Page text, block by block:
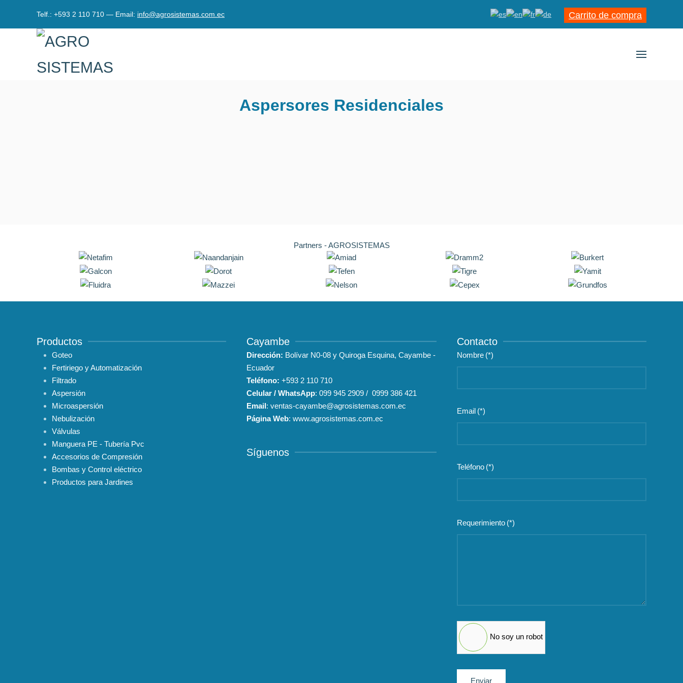
Telf.: +593 2 110 710 — Email: info@agrosistemas.com.ec Carrito de compra
Aspersores Residenciales
Partners - AGROSISTEMAS
Productos
Goteo
Fertiriego y Automatización
Filtrado
Aspersión
Microaspersión
Nebulización
Válvulas
Manguera PE - Tubería Pvc
Accesorios de Compresión
Bombas y Control eléctrico
Productos para Jardines
Cayambe
Dirección: Bolívar N0-08 y Quiroga Esquina, Cayambe -
Ecuador
Teléfono: +593 2 110 710
Celular / WhatsApp:099 945 2909 /0999 386 421
Email:ventas-cayambe@agrosistemas.com.ec
Página Web:www.agrosistemas.com.ec
Síguenos
Contacto
Nombre (*)
Email (*)
Teléfono (*)
Requerimiento (*)
No soy un robot
Enviar